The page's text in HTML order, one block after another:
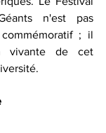
n'est pas
; il
vivante de cet